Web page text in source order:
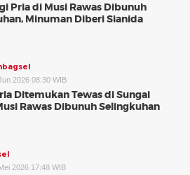
Pria di Musi Rawas Dibunuh
Minuman Diberi Sianida
2026 08:30 WIB
Ditemukan Tewas di Sungai
Rawas Dibunuh Selingkuhan
2026 17:48 WIB